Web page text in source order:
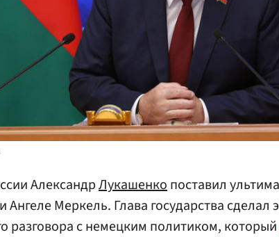
АлександрЛукашенкопоставил
Меркель. Глава государства сделал
разговора с немецким политиком, который